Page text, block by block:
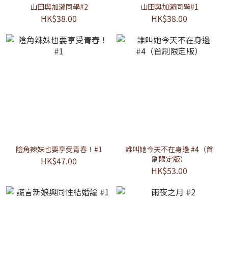
山田與加瀨同學#2
HK$38.00
山田與加瀨同學#1
HK$38.00
陰角辣妹也要享受青春！#1
HK$47.00
誰叫她今天不在身邊 #4（首
刷限定版）
HK$53.00